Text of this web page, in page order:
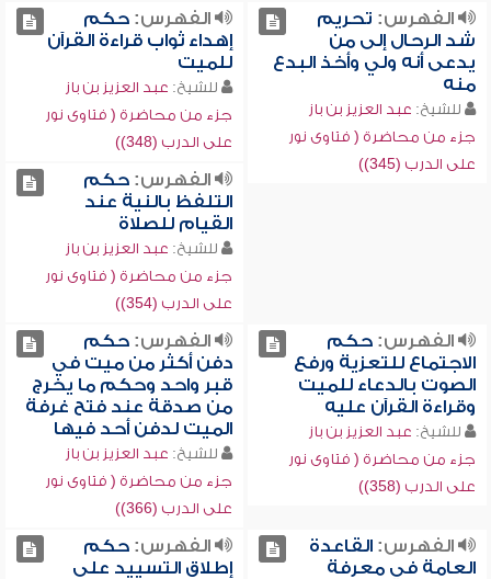
الفهرس: تحريم
شد الرحال إلى من
يدعى أنه ولي وأخذ البدع
منه
للشيخ: عبد العزيز بن باز
جزء من محاضرة ( فتاوى نور
على الدرب (345))
الفهرس:حكم
إهداء ثواب قراءة القرآن
للميت
للشيخ: عبد العزيز بن باز
جزء من محاضرة ( فتاوى نور
على الدرب (348))
الفهرس:حكم
التلفظ بالنية عند
القيام للصلاة
للشيخ: عبد العزيز بن باز
جزء من محاضرة ( فتاوى نور
على الدرب (354))
الفهرس:حكم
الاجتماع للتعزية ورفع
الصوت بالدعاء للميت
وقراءة القرآن عليه
للشيخ: عبد العزيز بن باز
جزء من محاضرة ( فتاوى نور
على الدرب (358))
الفهرس:حكم
دفن أكثر من ميت في
قبر واحد وحكم ما يخرج
من صدقة عند فتح غرفة
الميت لدفن أحد فيها
للشيخ: عبد العزيز بن باز
جزء من محاضرة ( فتاوى نور
على الدرب (366))
الفهرس:القاعدة
العامة في معرفة
الفهرس:حكم
إطلاق التسييد على